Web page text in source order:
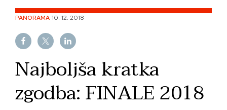
content
PANORAMA 10. 12. 2018
Najboljša kratka
zgodba: FINALE 2018